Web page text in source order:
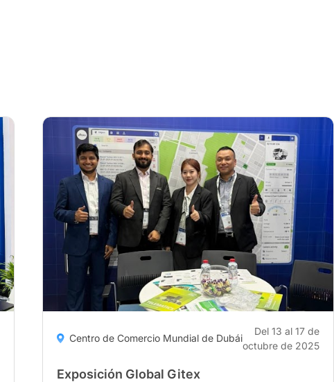
Centro de Comercio Mundial de Dubái
Del 13 al 17 de
octubre de 2025
Exposición Global Gitex